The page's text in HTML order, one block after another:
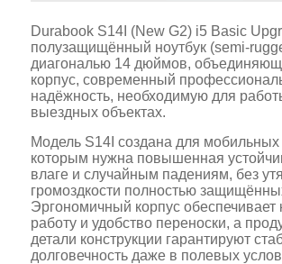
Durabook S14I (New G2) i5 Basic
полузащищённый ноутбук
диагональю 14 дюймов,
корпус, современный
надёжность, необходимую для
выездных объектах.
Модель S14I создана для мобильных
которым нужна повышенная
влаге и случайным падениям, без
громоздкости полностью
Эргономичный корпус
работу и удобство переноски, а
детали конструкции гарантируют
долговечность даже в полевых